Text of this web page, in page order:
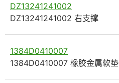
DZ13241241002
DZ13241241002 右支撑
1384D0410007
1384D0410007 橡胶金属软垫